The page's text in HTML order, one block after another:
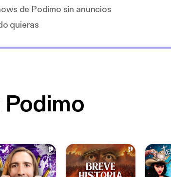
de Podimo sin anuncios
quieras
Podimo